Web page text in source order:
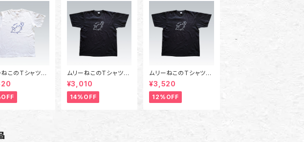
ねこのTシャツ
サイズ～3XL
ムリーねこのTシャツ
（黒）Sサイズ～XLサイ
ズ
¥3,010
14%OFF
ムリーねこのTシャツ
（黒）2XLサイズ～3XL
サイズ
¥3,520
12%OFF